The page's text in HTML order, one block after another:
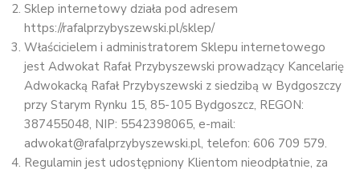
Sklep internetowy działa pod adresem
https://rafalprzybyszewski.pl/sklep/
Właścicielem i administratorem Sklepu internetowego
jest Adwokat Rafał Przybyszewski prowadzący Kancelarię
Adwokacką Rafał Przybyszewski z siedzibą w Bydgoszczy
przy Starym Rynku 15, 85-105 Bydgoszcz, REGON:
387455048, NIP: 5542398065, e-mail:
adwokat@rafalprzybyszewski.pl, telefon: 606 709 579.
Regulamin jest udostępniony Klientom nieodpłatnie, za